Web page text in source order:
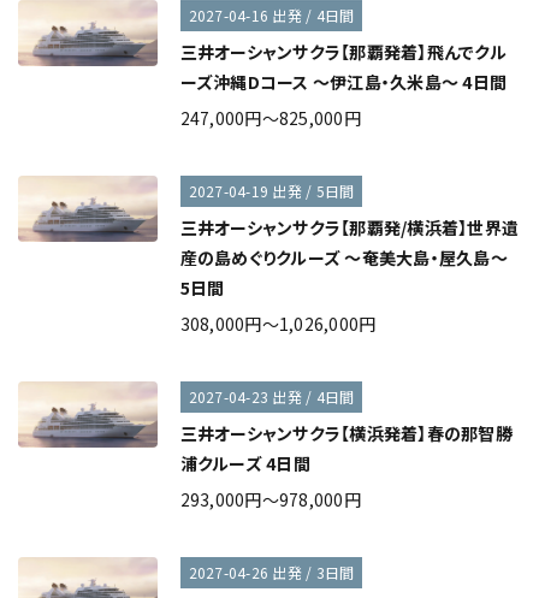
2027-04-16 出発 / 4日間
三井オーシャンサクラ【那覇発着】飛んでクル
ーズ沖縄Dコース ～伊江島・久米島～ 4日間
247,000円～825,000円
2027-04-19 出発 / 5日間
三井オーシャンサクラ【那覇発/横浜着】世界遺
産の島めぐりクルーズ ～奄美大島・屋久島～
5日間
308,000円～1,026,000円
2027-04-23 出発 / 4日間
三井オーシャンサクラ【横浜発着】春の那智勝
浦クルーズ 4日間
293,000円～978,000円
2027-04-26 出発 / 3日間